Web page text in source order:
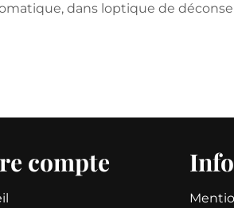
dans loptique de
compte